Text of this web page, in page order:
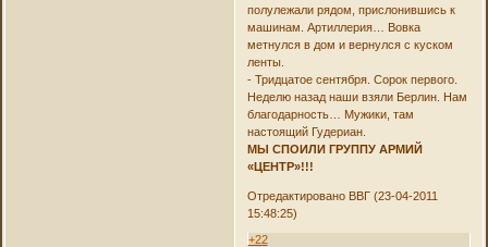
полулежали рядом, прислонившись к
машинам. Артиллерия… Вовка
метнулся в дом и вернулся с куском
ленты.
- Тридцатое сентября. Сорок первого.
Неделю назад наши взяли Берлин. Нам
благодарность… Мужики, там
настоящий Гудериан.
МЫ СПОИЛИ ГРУППУ АРМИЙ
«ЦЕНТР»!!!
Отредактировано ВВГ (23-04-2011
15:48:25)
+22